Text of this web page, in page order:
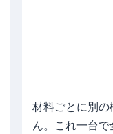
材料ごとに別
ん。これ一台